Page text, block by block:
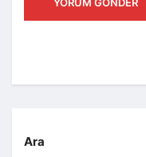
Ara